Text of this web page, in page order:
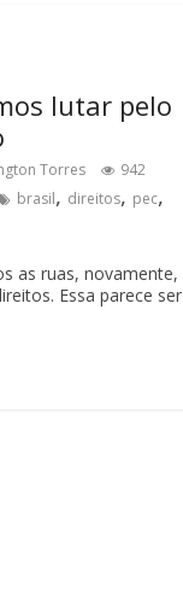
lutar pelo
Torres
942
brasil, direitos, pec,
as ruas, novamente,
Essa parece ser